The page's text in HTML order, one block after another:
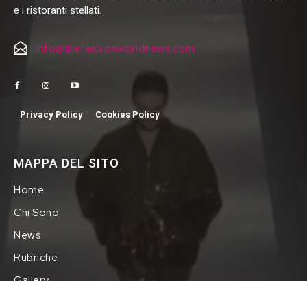
e i ristoranti stellati.
info@thefashionworldnews.com
Privacy Policy Cookies Policy
MAPPA DEL SITO
Home
Chi Sono
News
Rubriche